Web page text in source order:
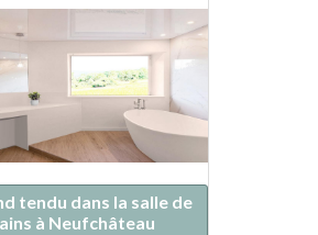
tendu dans la salle de
à Neufchâteau